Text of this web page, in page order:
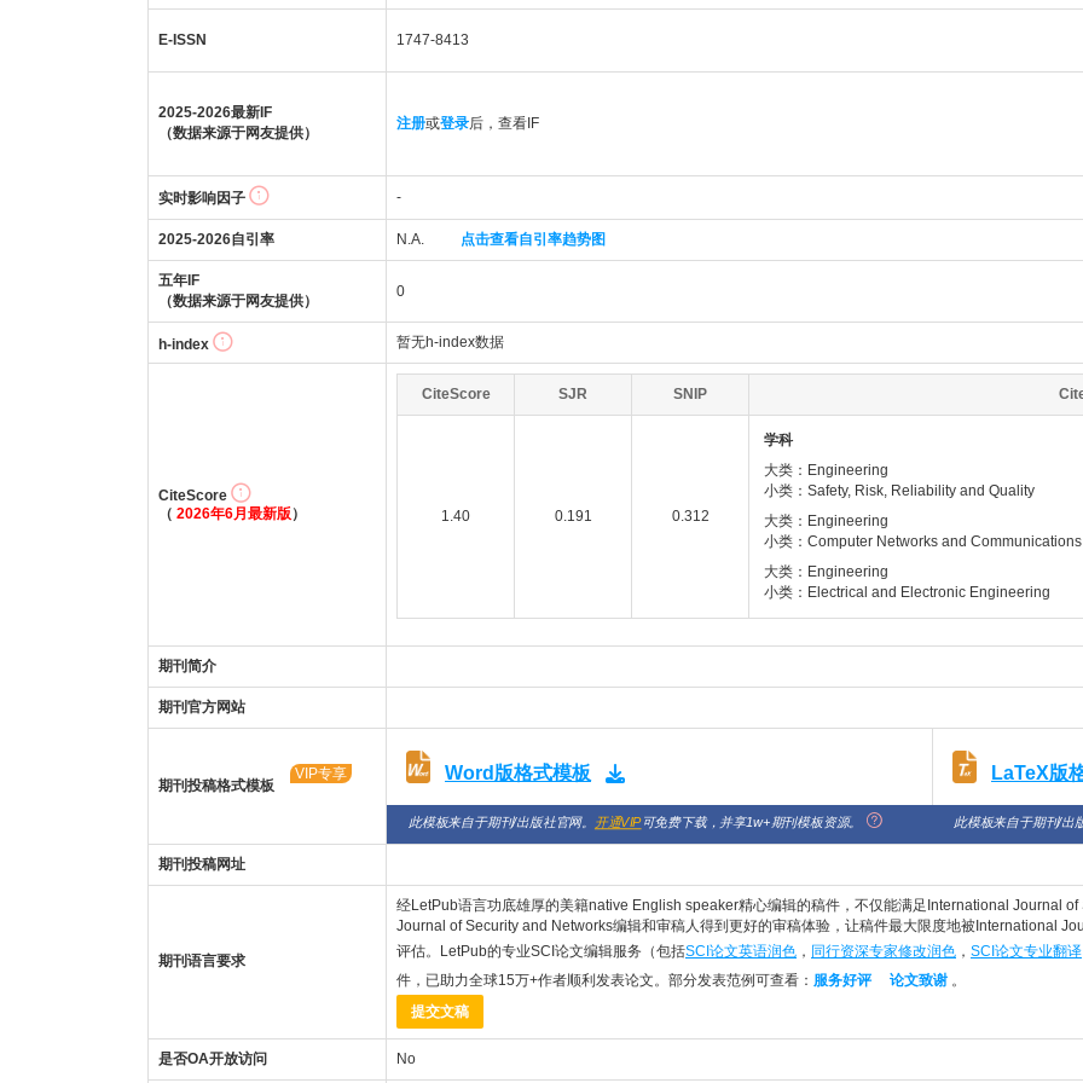
E-ISSN 1747-8413
2025-2026最新IF
（数据来源于网友提供）
注册或登录后，查看IF
实时影响因子 -
2025-2026自引率 N.A. 点击查看自引率趋势图
五年IF
（数据来源于网友提供）
0
h-index 暂无h-index数据
CiteScore
（ 2026年6月最新版）
CiteScore SJR SNIP
1.40 0.191 0.312
学科
大类：Engineering
小类：Safety, Risk, Reliability and Quality
大类：Engineering
小类：Computer Networks and Communications
大类：Engineering
小类：Electrical and Electronic Engineering
期刊简介
期刊官方网站
期刊投稿格式模板
VIP专享 Word版格式模板 LaTeX版
此模板来自于期刊/出版社官网。 开通VIP可免费下载，并享1w+期刊模板资源。 此模板来自于期刊/出
期刊投稿网址
期刊语言要求
经LetPub语言功底雄厚的美籍native English speaker精心编辑的稿件，不仅能满足International Journal
Journal of Security and Networks编辑和审稿人得到更好的审稿体验，让稿件最大限度地被International
评估。LetPub的专业SCI论文编辑服务（包括SCI论文英语润色 ， 同行资深专家修改润色 ， SCI论文专业翻译
件，已助力全球15万+作者顺利发表论文。部分发表范例可查看： 服务好评 论文致谢 。
提交文稿
是否OA开放访问 No